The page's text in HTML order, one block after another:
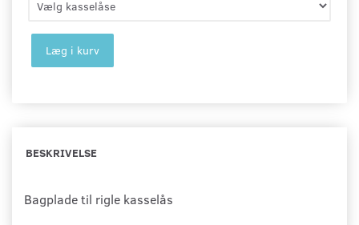
Læg i kurv
BESKRIVELSE
Bagplade til rigle kasselås